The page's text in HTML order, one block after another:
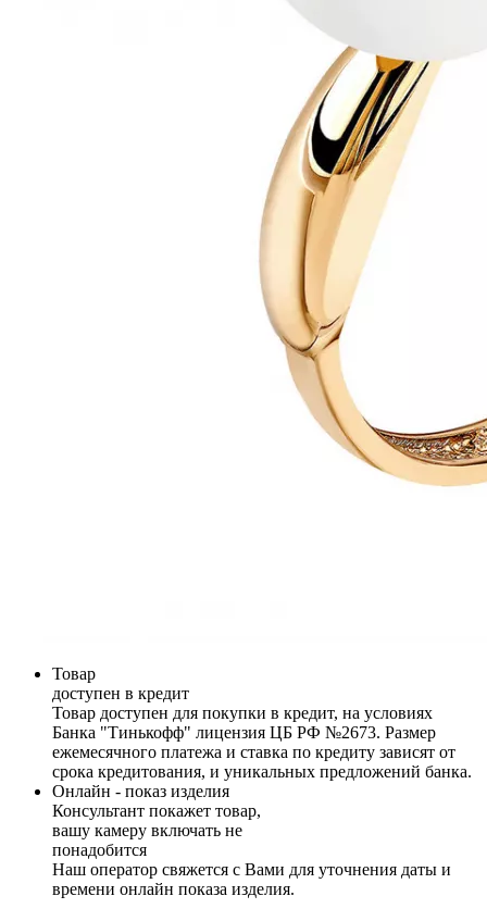
Товар
доступен в кредит
Товар доступен для покупки в кредит, на условиях
Банка "Тинькофф" лицензия ЦБ РФ №2673. Размер
ежемесячного платежа и ставка по кредиту зависят от
срока кредитования, и уникальных предложений банка.
Онлайн - показ изделия
Консультант покажет товар,
вашу камеру включать не
понадобится
Наш оператор свяжется с Вами для уточнения даты и
времени онлайн показа изделия.